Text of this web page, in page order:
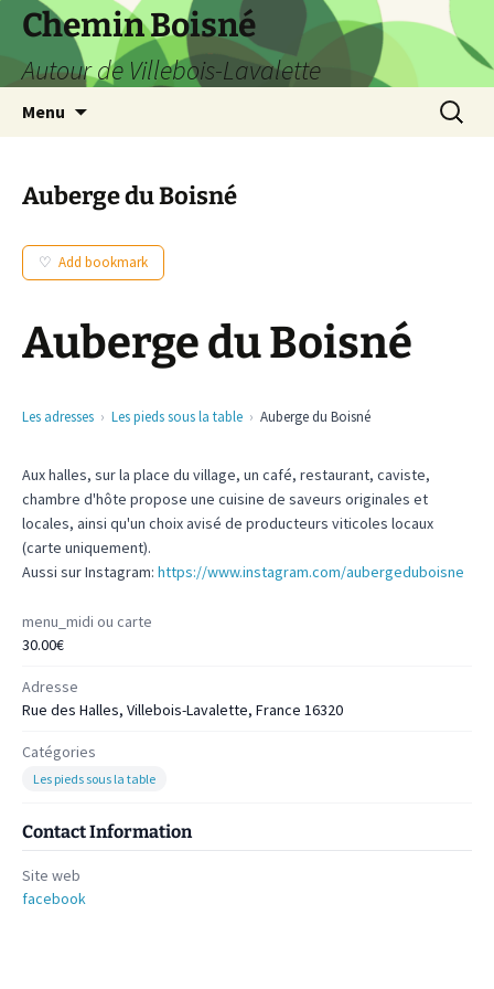
Aller
contenu
Chemin Boisné
Autour de Villebois-Lavalette
Menu
Auberge du Boisné
Add bookmark
Auberge du Boisné
Les adresses Les pieds sous la table Auberge du Boisné
Aux halles, sur la place du village, un café, restaurant, caviste,
chambre d'hôte propose une cuisine de saveurs originales et
locales, ainsi qu'un choix avisé de producteurs viticoles locaux
(carte uniquement).
Aussi sur Instagram: https://www.instagram.com/aubergeduboisne
menu_midi ou carte
30.00€
Adresse
Rue des Halles, Villebois-Lavalette, France 16320
Catégories
Les pieds sous la table
Contact Information
Site web
facebook